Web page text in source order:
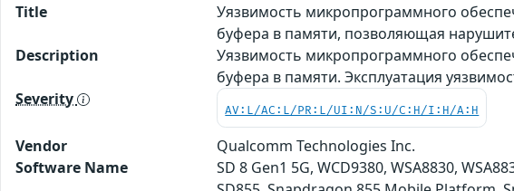
Title
Уязвимость микропрограммного
буфера в памяти, позволяющая
Description
Уязвимость микропрограммного
буфера в памяти. Эксплуатация
Severity
AV:L/AC:L/PR:L/UI:N/S:U/C:H/I:H/A:H
Vendor
Qualcomm Technologies Inc.
Software Name
SD 8 Gen1 5G, WCD9380, WSA8830,